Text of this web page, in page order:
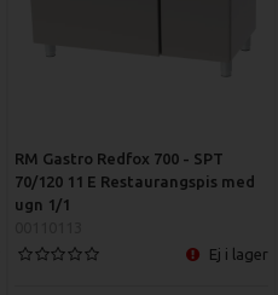
RM Gastro Redfox 700 - SPT
70/120 11 E Restaurangspis med
ugn 1/1
Ej i lager